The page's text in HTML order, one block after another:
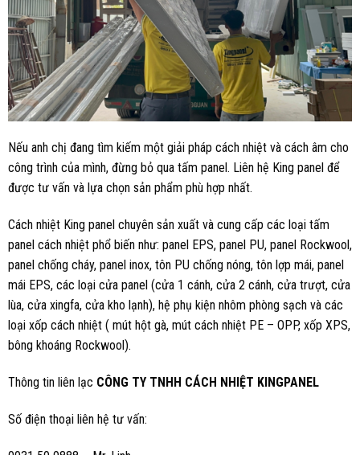
Nếu anh chị đang tìm kiếm một giải pháp cách nhiệt và cách âm cho
công trình của mình, đừng bỏ qua tấm panel. Liên hệ King panel để
được tư vấn và lựa chọn sản phẩm phù hợp nhất.
Cách nhiệt King panel chuyên sản xuất và cung cấp các loại tấm
panel cách nhiệt phổ biến như: panel EPS, panel PU, panel Rockwool,
panel chống cháy, panel inox, tôn PU chống nóng, tôn lợp mái, panel
mái EPS, các loại cửa panel (cửa 1 cánh, cửa 2 cánh, cửa trượt, cửa
lùa, cửa xingfa, cửa kho lạnh), hệ phụ kiện nhôm phòng sạch và các
loại xốp cách nhiệt ( mút hột gà, mút cách nhiệt PE – OPP, xốp XPS,
bông khoáng Rockwool).
Thông tin liên lạc CÔNG TY TNHH CÁCH NHIỆT KINGPANEL
Số điện thoại liên hệ tư vấn: